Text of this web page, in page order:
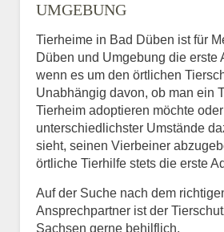
UMGEBUNG
Tierheime in Bad Düben ist für
Düben und Umgebung die erste
wenn es um den örtlichen
Unabhängig davon, ob man ein
Tierheim adoptieren möchte
unterschiedlichster Umstände
sieht, seinen Vierbeiner
örtliche Tierhilfe stets die erste
Auf der Suche nach dem
Ansprechpartner ist der
Sachsen gerne behilflich.